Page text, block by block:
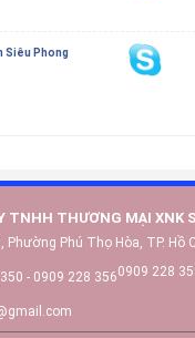
Siêu Phong
TNHH THƯƠNG MẠI XNK
Phường Phú Thọ Hòa, TP. Hồ
- 0909 228 3560909 228